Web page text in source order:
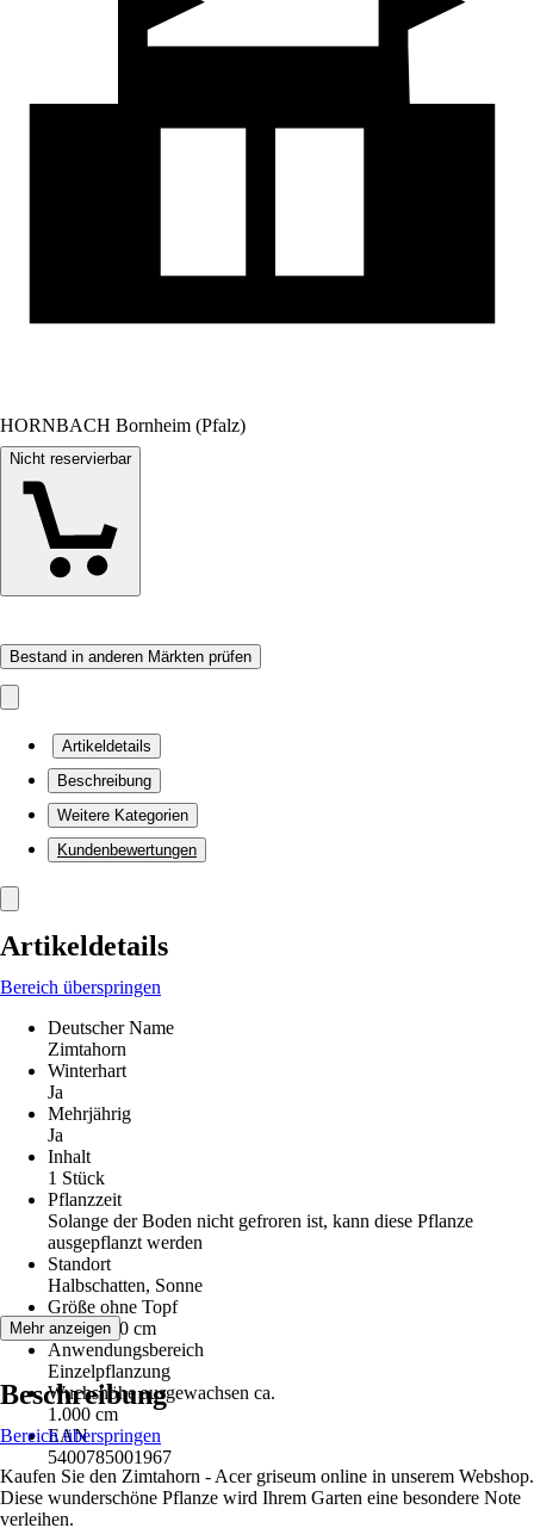
HORNBACH Bornheim (Pfalz)
Nicht reservierbar
Bestand in anderen Märkten prüfen
Artikeldetails
Beschreibung
Weitere Kategorien
Kundenbewertungen
Artikeldetails
Bereich überspringen
Deutscher Name
Zimtahorn
Winterhart
Ja
Mehrjährig
Ja
Inhalt
1 Stück
Pflanzzeit
Solange der Boden nicht gefroren ist, kann diese Pflanze
ausgepflanzt werden
Standort
Halbschatten, Sonne
Größe ohne Topf
60 cm - 80 cm
Anwendungsbereich
Einzelpflanzung
Wuchshöhe ausgewachsen ca.
1.000 cm
EAN
5400785001967
Mehr anzeigen
Beschreibung
Bereich überspringen
Kaufen Sie den Zimtahorn - Acer griseum online in unserem Webshop.
Diese wunderschöne Pflanze wird Ihrem Garten eine besondere Note
verleihen.